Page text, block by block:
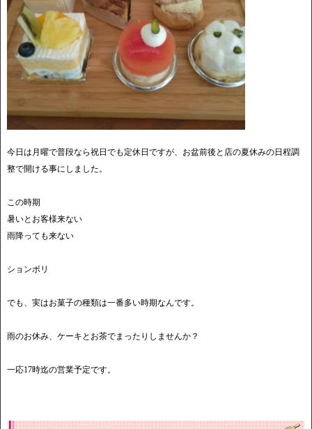
今日は月曜で普段なら祝日でも定休日ですが、お盆前後と店の夏休みの日程調
整で開ける事にしました。
この時期
暑いとお客様来ない
雨降っても来ない
ションボリ
でも、実はお菓子の種類は一番多い時期なんです。
雨のお休み、ケーキとお茶でまったりしませんか？
一応17時迄の営業予定です。